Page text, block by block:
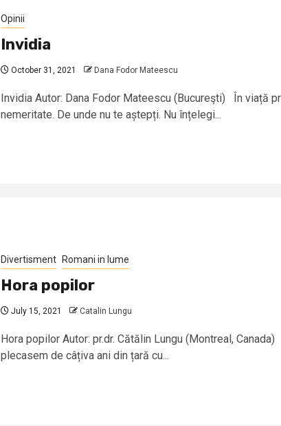
Opinii
Invidia
October 31, 2021 Dana Fodor Mateescu
Invidia Autor: Dana Fodor Mateescu (Bucureşti) În viață
nemeritate. De unde nu te aștepți. Nu înțelegi...
Divertisment Romani in lume
Hora popilor
July 15, 2021 Catalin Lungu
Hora popilor Autor: pr.dr. Cătălin Lungu (Montreal,
plecasem de câțiva ani din țară cu...